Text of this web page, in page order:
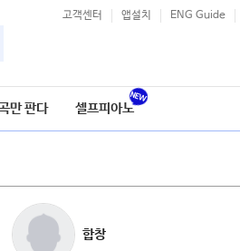
고객센터 앱설치 ENG Guide
만 판다 셀프피아노
합창